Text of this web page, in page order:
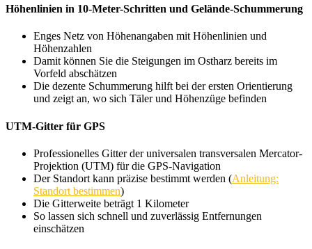
Höhenlinien in 10-Meter-Schritten und Gelände-Schummerung
Enges Netz von Höhenangaben mit Höhenlinien und
Höhenzahlen
Damit können Sie die Steigungen im Ostharz bereits im
Vorfeld abschätzen
Die dezente Schummerung hilft bei der ersten Orientierung
und zeigt an, wo sich Täler und Höhenzüge befinden
UTM-Gitter für GPS
Professionelles Gitter der universalen transversalen Mercator-
Projektion (UTM) für die GPS-Navigation
Der Standort kann präzise bestimmt werden (Anleitung:
Standort bestimmen)
Die Gitterweite beträgt 1 Kilometer
So lassen sich schnell und zuverlässig Entfernungen
einschätzen